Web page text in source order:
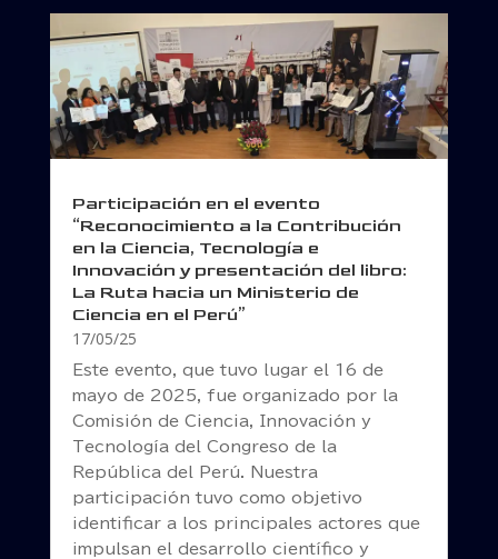
Participación en el evento
“Reconocimiento a la Contribución
en la Ciencia, Tecnología e
Innovación y presentación del libro:
La Ruta hacia un Ministerio de
Ciencia en el Perú”
17/05/25
Este evento, que tuvo lugar el 16 de
mayo de 2025, fue organizado por la
Comisión de Ciencia, Innovación y
Tecnología del Congreso de la
República del Perú. Nuestra
participación tuvo como objetivo
identificar a los principales actores que
impulsan el desarrollo científico y